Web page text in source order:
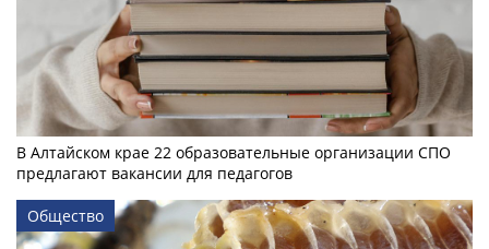
В Алтайском крае 22 образовательные организации СПО
предлагают вакансии для педагогов
Общество